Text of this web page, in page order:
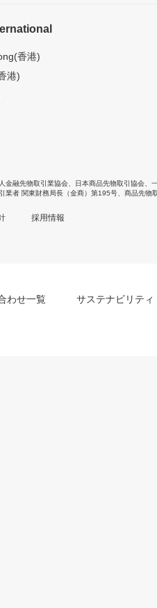
香港)
港)
金融先物取引業協会 日本商品先物取引協会
業者 関東財務局長（金商）第195号、商品先物
採用情報
わせ一覧 サステナビリティ